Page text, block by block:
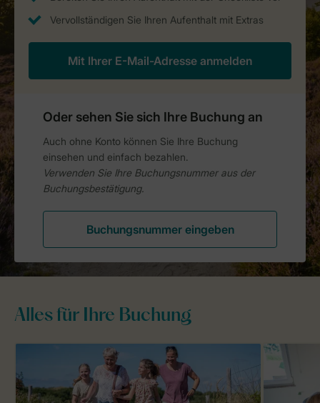
Alles für Ihre Buchung